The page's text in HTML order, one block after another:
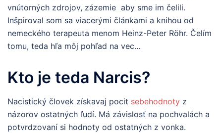
vnútorných zdrojov, zázemie aby sme im čelili.
Inšpiroval som sa viacerými článkami a knihou od
nemeckého terapeuta menom Heinz-Peter Röhr. Čelím
tomu, teda hľa môj pohľad na vec…
Kto je teda Narcis?
Nacistický človek získavaj pocit sebehodnoty z
názorov ostatných ľudí. Má závislosť na pochvalách a
potvrdzovaní si hodnoty od ostatných z vonka.